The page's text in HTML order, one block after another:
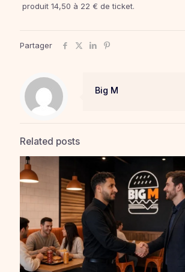
produit 14,50 à 22 € de ticket.
Partager
Big M
Related posts